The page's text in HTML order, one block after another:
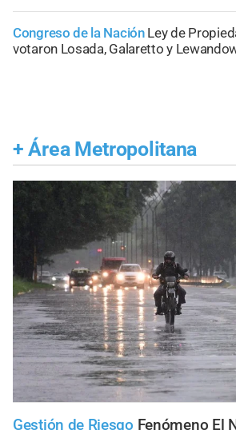
Congreso de la Nación Ley de
votaron Losada, Galaretto y
+ Área Metropolitana
Gestión de Riesgo Fenómeno El